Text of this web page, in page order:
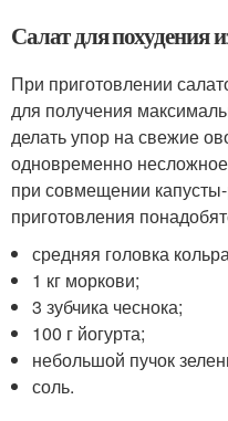
Салат для похудения
При приготовлении
для получения
делать упор на свежие
одновременно
при совмещении
приготовления
средняя головка
1 кг моркови;
3 зубчика чеснока;
100 г йогурта;
небольшой пучок
соль.